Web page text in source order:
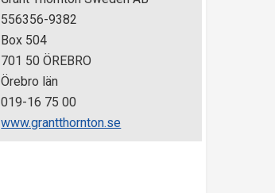
556356-9382
Box 504
701 50 ÖREBRO
Örebro län
019-16 75 00
www.grantthornton.se